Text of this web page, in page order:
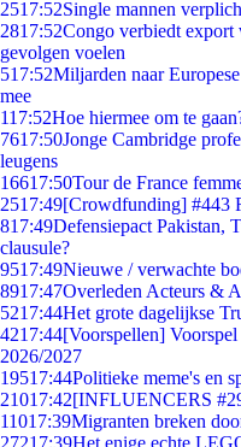
2517:52Single mannen
2817:52Congo verbiedt export
gevolgen voelen
517:52Miljarden naar
mee
117:52Hoe hiermee om te
7617:50Jonge Cambridge
leugens
16617:50Tour de France
2517:49[Crowdfunding] #443
817:49Defensiepact Pakistan,
clausule?
9517:49Nieuwe / verwachte
8917:47Overleden Acteurs &
5217:44Het grote dagelijkse
4217:44[Voorspellen]
2026/2027
19517:44Politieke meme's en
21017:42[INFLUENCERS
11017:39Migranten breken
27217:39Het enige echte